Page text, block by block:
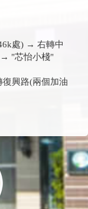
處) → 右轉中
"芯怡小棧"
興路(兩個加油